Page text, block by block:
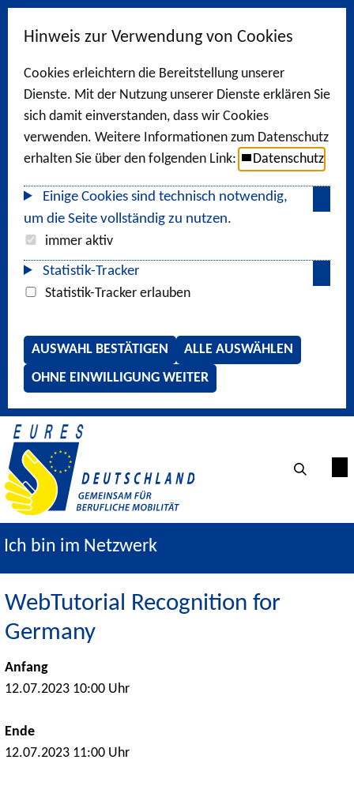
Hinweis zur Verwendung von Cookies
Cookies erleichtern die Bereitstellung unserer
Dienste. Mit der Nutzung unserer Dienste erklären Sie
sich damit einverstanden, dass wir Cookies
verwenden. Weitere Informationen zum Datenschutz
erhalten Sie über den folgenden Link:
Datenschutz
Einige Cookies sind technisch notwendig,
um die Seite vollständig zu nutzen.
immer aktiv
Statistik-Tracker
Statistik-Tracker erlauben
AUSWAHL BESTÄTIGEN
ALLE AUSWÄHLEN
OHNE EINWILLIGUNG WEITER
Ich bin im Netzwerk
WebTutorial Recognition for
Germany
Anfang
12.07.2023 10:00 Uhr
Ende
12.07.2023 11:00 Uhr